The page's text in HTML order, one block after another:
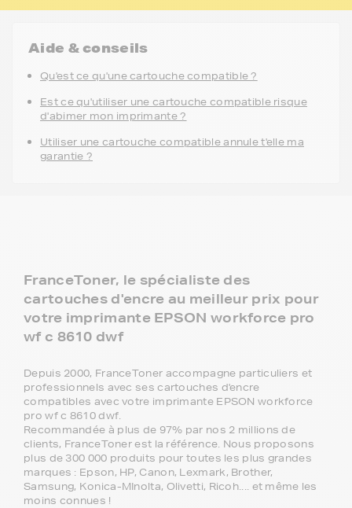
Aide & conseils
Qu'est ce qu'une cartouche compatible ?
Est ce qu'utiliser une cartouche compatible risque
d'abimer mon imprimante ?
Utiliser une cartouche compatible annule t'elle ma
garantie ?
FranceToner, le spécialiste des
cartouches d'encre au meilleur prix pour
votre imprimante EPSON workforce pro
wf c 8610 dwf
Depuis 2000, FranceToner accompagne particuliers et
professionnels avec ses cartouches d'encre
compatibles avec votre imprimante EPSON workforce
pro wf c 8610 dwf.
Recommandée à plus de 97% par nos 2 millions de
clients, FranceToner est la référence. Nous proposons
plus de 300 000 produits pour toutes les plus grandes
marques : Epson, HP, Canon, Lexmark, Brother,
Samsung, Konica-MInolta, Olivetti, Ricoh.... et même les
moins connues !